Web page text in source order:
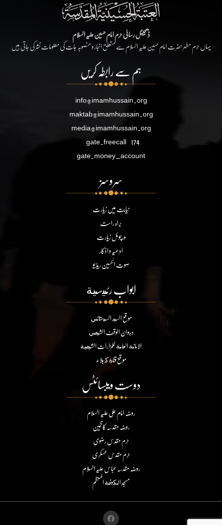
ڈیجیٹل رسائی حرم امام حسین علیہ السلام
یہاں حرم مطہر حضرت امام حسین علیہ السلام سے متعلق اخبار و منصوبہ جات کی معلومات نشر کی جاتی ہیں
ہم سے رابطہ کریں
info@imamhussain.org
maktab@imamhussain.org
media@imamhussain.org
gate.freecall 174
gate.money_account
سروسز
نیابت میں زیارت
براہ راست
ورچوئل زیارت
ادعیہ و اذکار
صوت الحسین ریڈیو
ابواب رئيسية
موقع السيد السيستاني
ديوان الوقف الشيعي
الامانة العامة للمزارات الشيعية
موقع قناة كربلاء
دوست ویبسائٹس
روضہ امام علی علیہ السلام
روضہ مقدسہ کاظمین
حرم مقدس رضوی
حرم مقدس عسکری
روضہ مقدسہ عباس علیہ السلام
مسجد الكوفة المعظم